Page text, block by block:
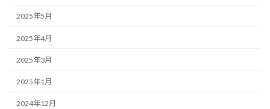
2025年5月
2025年4月
2025年3月
2025年1月
2024年12月